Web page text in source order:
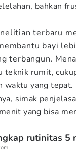
bahkan
terbaru
bayi
terbangun.
teknik rumit,
waktu yang tepat.
simak
yang bisa
rutinitas